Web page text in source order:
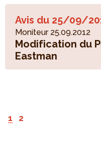
Avis du 25/09/
Moniteur 25.09.2012
Modification du
Eastman
1 2